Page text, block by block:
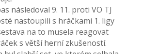
následoval 9. 11. proti VO TJ
nastoupili s hráčkami 1. ligy
na to musela reagovat
s větší herní zkušeností.